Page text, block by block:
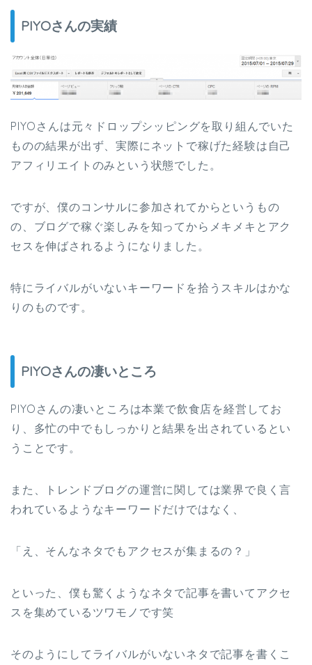
PIYOさんの実績
PIYOさんは元々ドロップシッピングを取り組んでいた
ものの結果が出ず、実際にネットで稼げた経験は自己
アフィリエイトのみという状態でした。
ですが、僕のコンサルに参加されてからというもの
の、ブログで稼ぐ楽しみを知ってからメキメキとアク
セスを伸ばされるようになりました。
特にライバルがいないキーワードを拾うスキルはかな
りのものです。
PIYOさんの凄いところ
PIYOさんの凄いところは本業で飲食店を経営してお
り、多忙の中でもしっかりと結果を出されているとい
うことです。
また、トレンドブログの運営に関しては業界で良く言
われているようなキーワードだけではなく、
「え、そんなネタでもアクセスが集まるの？」
といった、僕も驚くようなネタで記事を書いてアクセ
スを集めているツワモノです笑
そのようにしてライバルがいないネタで記事を書くこ